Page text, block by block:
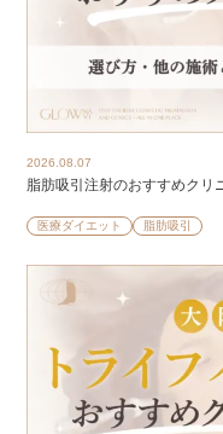
2026.08.07
脂肪吸引注射のおすすめクリ
医療ダイエット 脂肪吸引